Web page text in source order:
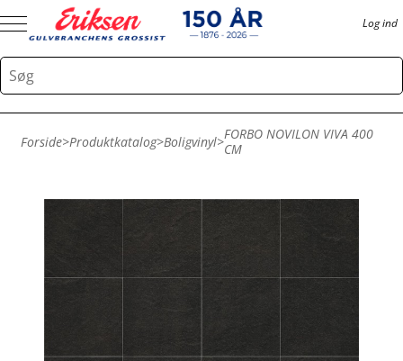
Log ind
Forside>Produktkatalog>Boligvinyl>FORBO NOVILON VIVA 400
CM